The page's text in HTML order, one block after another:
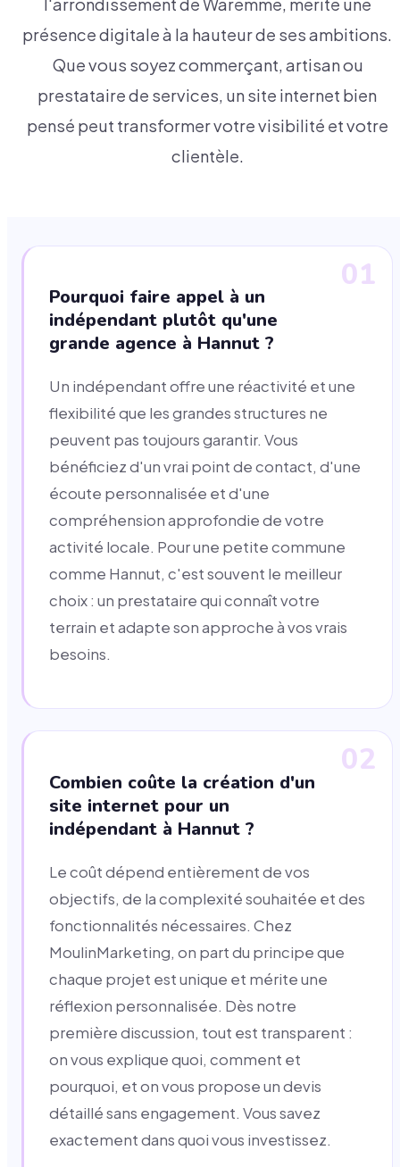
l'arrondissement de Waremme, mérite une
présence digitale à la hauteur de ses ambitions.
Que vous soyez commerçant, artisan ou
prestataire de services, un site internet bien
pensé peut transformer votre visibilité et votre
clientèle.
01
Pourquoi faire appel à un
indépendant plutôt qu'une
grande agence à Hannut ?
Un indépendant offre une réactivité et une
flexibilité que les grandes structures ne
peuvent pas toujours garantir. Vous
bénéficiez d'un vrai point de contact, d'une
écoute personnalisée et d'une
compréhension approfondie de votre
activité locale. Pour une petite commune
comme Hannut, c'est souvent le meilleur
choix : un prestataire qui connaît votre
terrain et adapte son approche à vos vrais
besoins.
02
Combien coûte la création d'un
site internet pour un
indépendant à Hannut ?
Le coût dépend entièrement de vos
objectifs, de la complexité souhaitée et des
fonctionnalités nécessaires. Chez
MoulinMarketing, on part du principe que
chaque projet est unique et mérite une
réflexion personnalisée. Dès notre
première discussion, tout est transparent :
on vous explique quoi, comment et
pourquoi, et on vous propose un devis
détaillé sans engagement. Vous savez
exactement dans quoi vous investissez.